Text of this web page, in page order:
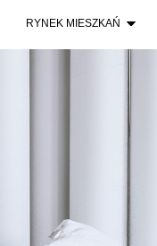
RYNEK MIESZKAŃ